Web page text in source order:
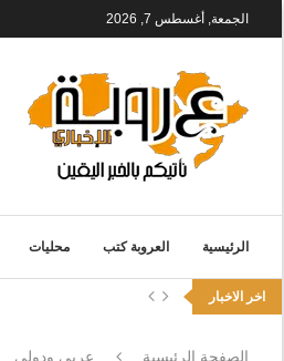
الجمعة, أغسطس 7, 2026
الرئيسية العروبة كتب محليات
اخر الاخبار
الصفحة الرئيسية عربي ودولي